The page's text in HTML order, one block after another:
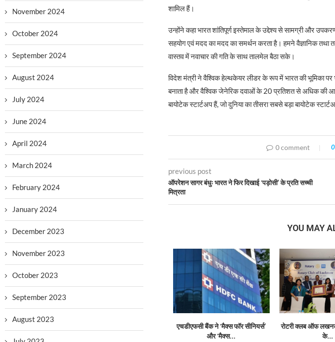
शामिल हैं।
उन्होंने कहा भारत शांतिपूर्ण इस्तेमाल के उद्देश्य से सामग्री और
सहयोग एवं मदद का मदद का समर्थन करता है। हमने वैज्ञानिक तथा
वास्तव में नवाचार की गति के साथ तालमेल बैठा सके।
विदेश मंत्री ने वैश्विक हेल्थकेयर लीडर के रूप में भारत की भूमिका पर
बनाता है और वैश्विक जेनेरिक दवाओं के 20 प्रतिशत से अधिक की
बायोटेक स्टार्टअप हैं, जो दुनिया का तीसरा सबसे बड़ा बायोटेक
0 comment 0
previous post
ऑपरेशन सागर बंधुः भारत ने फिर दिखाई ‘पड़ोसी’ के प्रति सच्ची
मित्रता
YOU MAY
एचडीएफसी बैंक ने ‘मैक्स फॉर सीनियर्स’
और ‘मैक्स...
रोटरी क्लब ऑफ
के...
November 2024
October 2024
September 2024
August 2024
July 2024
June 2024
April 2024
March 2024
February 2024
January 2024
December 2023
November 2023
October 2023
September 2023
August 2023